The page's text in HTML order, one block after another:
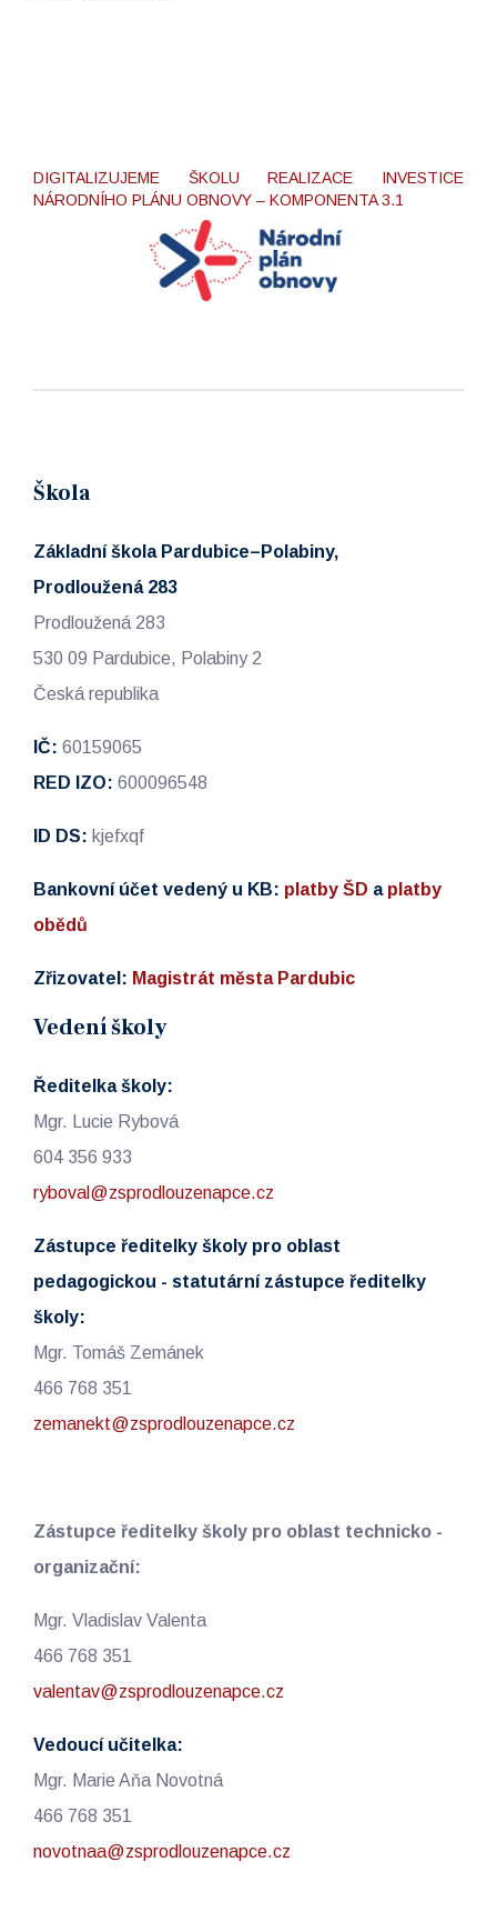
DIGITALIZUJEME ŠKOLU REALIZACE INVESTICE
NÁRODNÍHO PLÁNU OBNOVY – KOMPONENTA 3.1
Škola
Základní škola Pardubice–Polabiny,
Prodloužená 283
Prodloužená 283
530 09 Pardubice, Polabiny 2
Česká republika
IČ: 60159065
RED IZO: 600096548
ID DS: kjefxqf
Bankovní účet vedený u KB: platby ŠD a platby
obědů
Zřizovatel: Magistrát města Pardubic
Vedení školy
Ředitelka školy:
Mgr. Lucie Rybová
604 356 933
ryboval@zsprodlouzenapce.cz
Zástupce ředitelky školy pro oblast
pedagogickou - statutární zástupce ředitelky
školy:
Mgr. Tomáš Zemánek
466 768 351
zemanekt@zsprodlouzenapce.cz
Zástupce ředitelky školy pro oblast technicko -
organizační:
Mgr. Vladislav Valenta
466 768 351
valentav@zsprodlouzenapce.cz
Vedoucí učitelka:
Mgr. Marie Aňa Novotná
466 768 351
novotnaa@zsprodlouzenapce.cz